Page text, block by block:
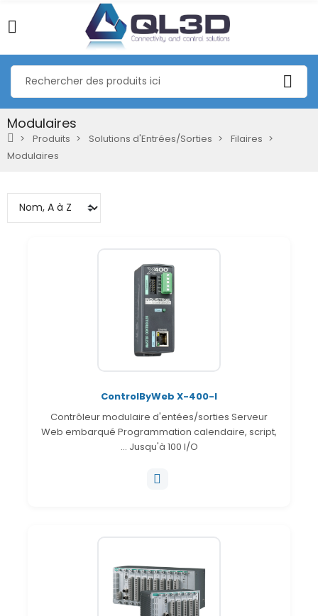
Modulaires
Produits Solutions d'Entrées/Sorties
Filaires
Modulaires
ControlByWeb X-400-I
Contrôleur modulaire d'entées/sorties Serveur
Web embarqué Programmation calendaire, script,
... Jusqu'à 100 I/O